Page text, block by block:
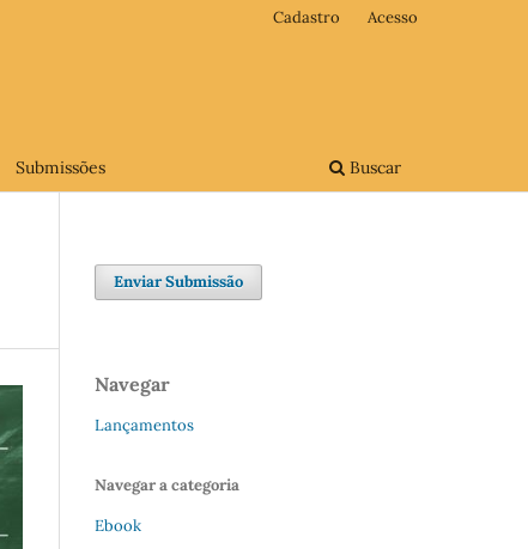
Submissões Buscar
Cadastro Acesso
Enviar Submissão
Navegar
Lançamentos
Navegar a categoria
Ebook